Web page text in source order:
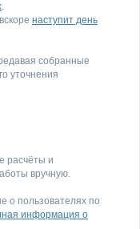
.
наступит день
собранные
уточнения
расчёты и
вручную.
о пользователях по
информация о